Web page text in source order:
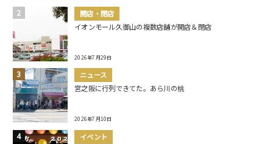
開店・閉店
イオンモール久御山の複数店舗が開店＆閉店
2026年7月29日
ニュース
宮之阪に行列できてた。あら川の桃
2026年7月10日
イベント